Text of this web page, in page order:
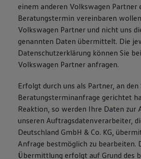
einem anderen Volkswagen Partner
Beratungstermin vereinbaren
Volkswagen Partner und nicht uns
genannten Daten übermittelt. Die
Datenschutzerklärung können Sie
Volkswagen Partner anfragen.
Erfolgt durch uns als Partner, an den
Beratungsterminanfrage gerichtet
Reaktion, so werden Ihre Daten zur
unseren Auftragsdatenverarbeiter,
Deutschland GmbH & Co. KG,
Anfrage bestmöglich zu bearbeiten.
Übermittlung erfolgt auf Grund des